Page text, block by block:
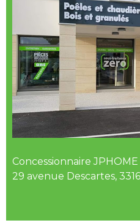
Concessionnaire
29 avenue Descartes,